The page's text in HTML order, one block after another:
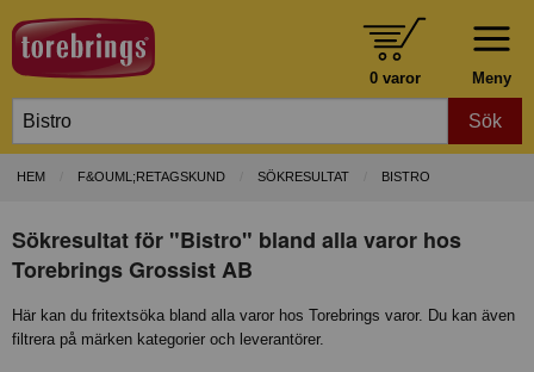
Meny
0 varor
Sök
HEM F&OUML;RETAGSKUND SÖKRESULTAT BISTRO
Sökresultat för "Bistro" bland alla varor hos
Torebrings Grossist AB
Här kan du fritextsöka bland alla varor hos Torebrings varor. Du kan även
filtrera på märken kategorier och leverantörer.